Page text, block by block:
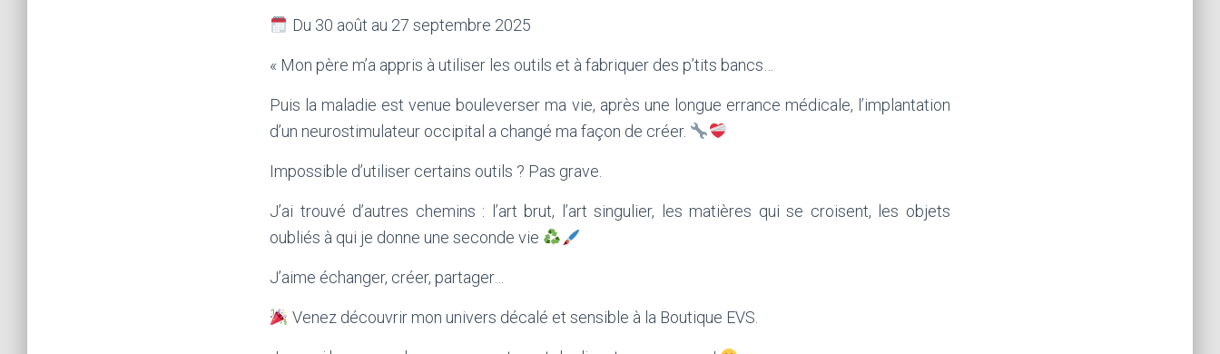
Du 30 août au 27 septembre 2025
« Mon père m’a appris à utiliser les outils et à fabriquer des p’tits bancs…
Puis la maladie est venue bouleverser ma vie, après une longue errance médicale, l’implantation
d’un neurostimulateur occipital a changé ma façon de créer.
Impossible d’utiliser certains outils ? Pas grave.
J’ai trouvé d’autres chemins : l’art brut, l’art singulier, les matières qui se croisent, les objets
oubliés à qui je donne une seconde vie
J’aime échanger, créer, partager…
Venez découvrir mon univers décalé et sensible à la Boutique EVS.